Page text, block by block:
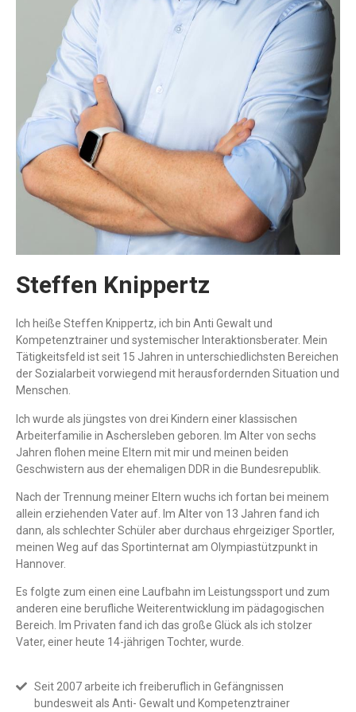
Steffen Knippertz
Ich heiße Steffen Knippertz, ich bin Anti Gewalt und
Kompetenztrainerund systemischer Interaktionsberater. Mein
Tätigkeitsfeld ist seit 15 Jahren in unterschiedlichsten Bereichen
der Sozialarbeit vorwiegend mit herausfordernden Situation und
Menschen.
Ich wurde als jüngstes von drei Kindern einer klassischen
Arbeiterfamilie in Aschersleben geboren. Im Alter von sechs
Jahren flohen meine Eltern mit mir und meinen beiden
Geschwistern aus der ehemaligen DDR in die Bundesrepublik.
Nach der Trennung meiner Eltern wuchs ich fortan bei meinem
allein erziehenden Vater auf. Im Alter von 13 Jahren fand ich
dann, als schlechter Schüler aber durchaus ehrgeiziger Sportler,
meinen Weg auf das Sportinternat am Olympiastützpunkt in
Hannover.
Es folgte zum einen eine Laufbahn im Leistungssport und zum
anderen eine berufliche Weiterentwicklung im pädagogischen
Bereich. Im Privaten fand ich das große Glück als ich stolzer
Vater, einer heute 14-jährigen Tochter, wurde.
Seit 2007 arbeite ich freiberuflich in Gefängnissen
bundesweit als Anti- Gewalt und Kompetenztrainer